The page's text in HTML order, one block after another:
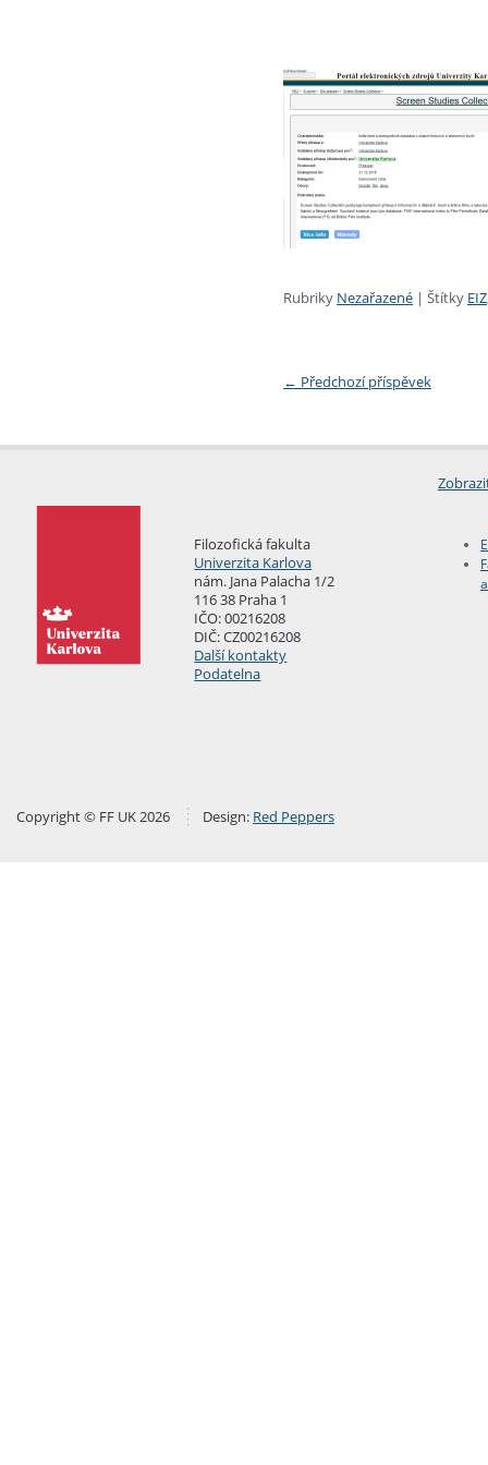
Rubriky Nezařazené | Štítky EIZ
← Předchozí příspěvek
Filozofická fakulta
Univerzita Karlova
nám. Jana Palacha 1/2
116 38 Praha 1
IČO: 00216208
DIČ: CZ00216208
Další kontakty
Podatelna
Copyright © FF UK 2026 Design: Red Peppers